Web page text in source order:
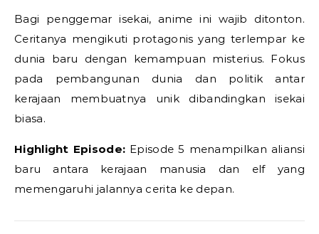
Bagi penggemar isekai, anime ini wajib ditonton.
Ceritanya mengikuti protagonis yang terlempar ke
dunia baru dengan kemampuan misterius. Fokus
pada pembangunan dunia dan politik antar
kerajaan membuatnya unik dibandingkan isekai
biasa.
Highlight Episode: Episode 5 menampilkan aliansi
baru antara kerajaan manusia dan elf yang
memengaruhi jalannya cerita ke depan.